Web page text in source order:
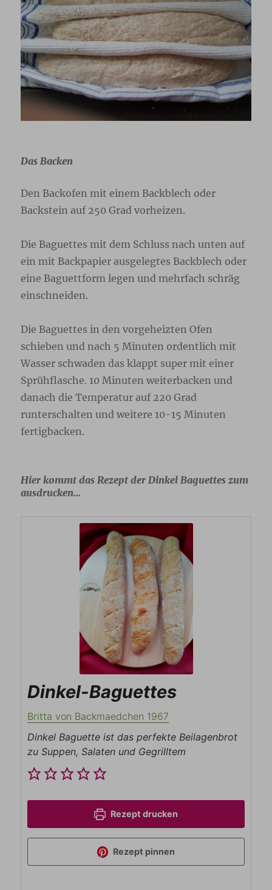
Das Backen
Den Backofen mit einem Backblech oder
Backstein auf 250 Grad vorheizen.
Die Baguettes mit dem Schluss nach unten auf
ein mit Backpapier ausgelegtes Backblech oder
eine Baguettform legen und mehrfach schräg
einschneiden.
Die Baguettes in den vorgeheizten Ofen
schieben und nach 5 Minuten ordentlich mit
Wasser schwaden das klappt super mit einer
Sprühflasche. 10 Minuten weiterbacken und
danach die Temperatur auf 220 Grad
runterschalten und weitere 10-15 Minuten
fertigbacken.
Hier kommt das Rezept der Dinkel Baguettes zum
ausdrucken…
Dinkel-Baguettes
Britta von Backmaedchen 1967
Dinkel Baguette ist das perfekte Beilagenbrot
zu Suppen, Salaten und Gegrilltem
Rezept drucken
Rezept pinnen